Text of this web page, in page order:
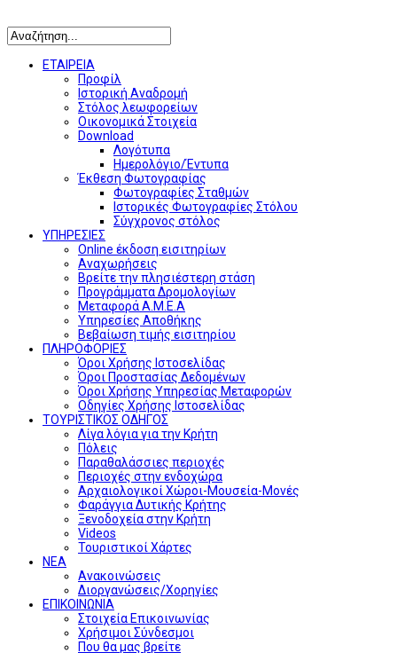
ΕΤΑΙΡΕΙΑ
Προφίλ
Ιστορική Αναδρομή
Στόλος λεωφορείων
Οικονομικά Στοιχεία
Download
Λογότυπα
Ημερολόγιο/Έντυπα
Έκθεση Φωτογραφίας
Φωτογραφίες Σταθμών
Ιστορικές Φωτογραφίες Στόλου
Σύγχρονος στόλος
ΥΠΗΡΕΣΙΕΣ
Online έκδοση εισιτηρίων
Αναχωρήσεις
Βρείτε την πλησιέστερη στάση
Προγράμματα Δρομολογίων
Μεταφορά Α.Μ.Ε.Α
Υπηρεσίες Αποθήκης
Βεβαίωση τιμής εισιτηρίου
ΠΛΗΡΟΦΟΡΙΕΣ
Όροι Χρήσης Ιστοσελίδας
Όροι Προστασίας Δεδομένων
Όροι Χρήσης Υπηρεσίας Μεταφορών
Οδηγίες Χρήσης Ιστοσελίδας
ΤΟΥΡΙΣΤΙΚΟΣ ΟΔΗΓΟΣ
Λίγα λόγια για την Κρήτη
Πόλεις
Παραθαλάσσιες περιοχές
Περιοχές στην ενδοχώρα
Αρχαιολογικοί Χώροι-Μουσεία-Μονές
Φαράγγια Δυτικής Κρήτης
Ξενοδοχεία στην Κρήτη
Videos
Τουριστικοί Χάρτες
ΝΕΑ
Ανακοινώσεις
Διοργανώσεις/Χορηγίες
ΕΠΙΚΟΙΝΩΝΙΑ
Στοιχεία Επικοινωνίας
Χρήσιμοι Σύνδεσμοι
Που θα μας βρείτε